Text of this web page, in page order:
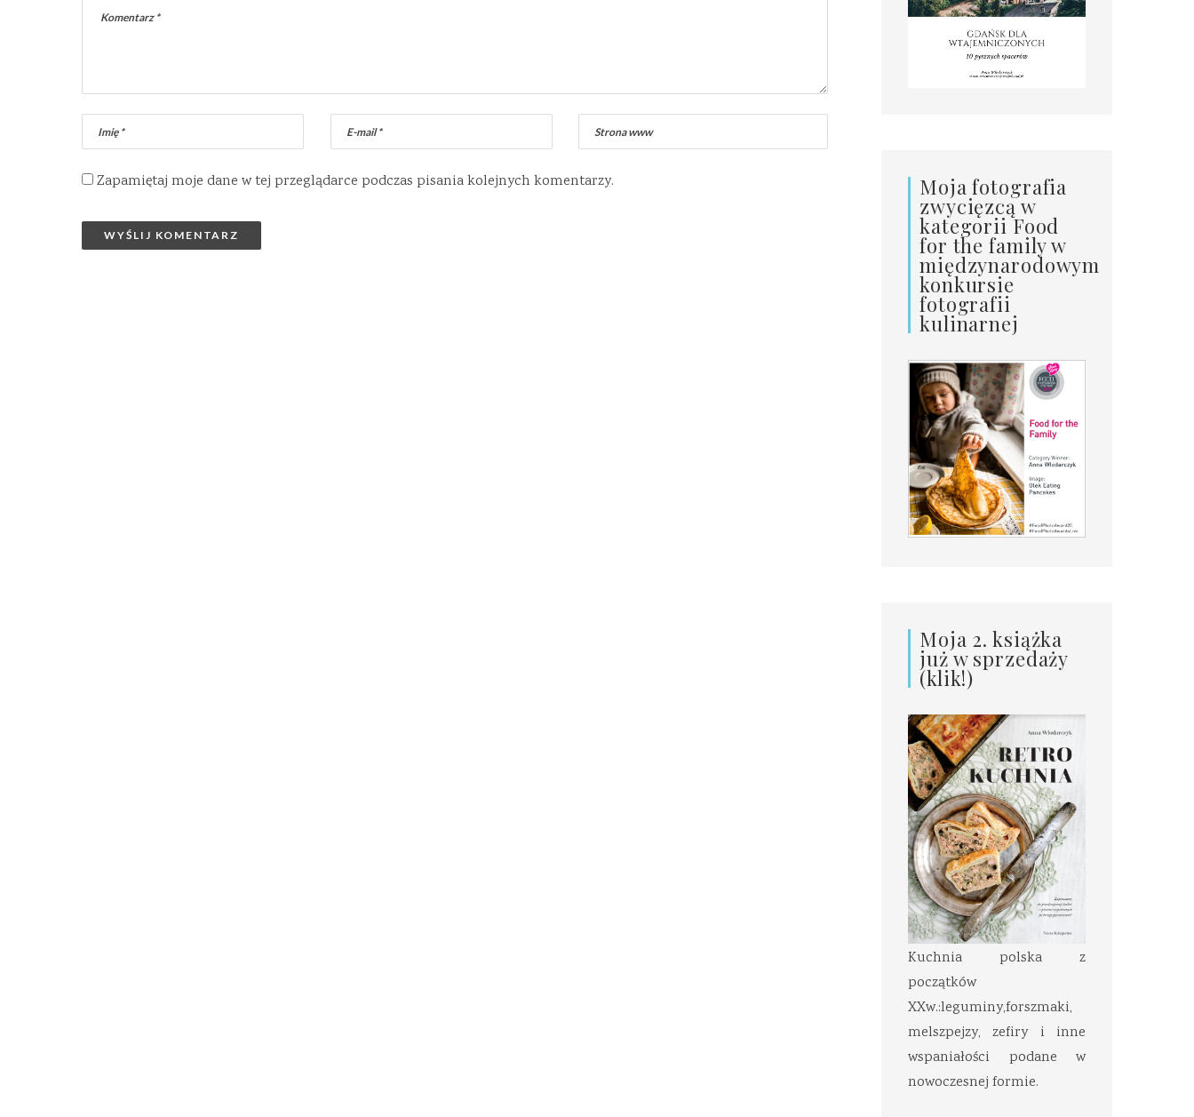
Zapamiętaj moje dane w tej przeglądarce podczas pisania kolejnych komentarzy. Moja fotografia
zwycięzcą w
kategorii Food
for the family w
międzynarodowym
konkursie
fotografii
kulinarnej
Moja 2. książka
już w sprzedaży
(klik!)
Kuchnia polska z
początków
XXw.:leguminy,forszmaki,
melszpejzy, zefiry i inne
wspaniałości podane w
nowoczesnej formie.